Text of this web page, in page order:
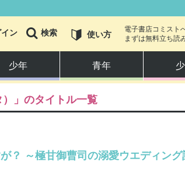
イン 検索 使い方
電子書店コミスト
まずは無料立ち読
少年 青年
」のタイトル一覧
？ ～極甘御曹司の溺愛ウエディング